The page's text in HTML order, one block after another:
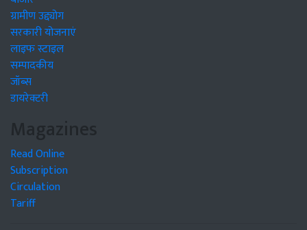
ग्रामीण उद्द्योग
सरकारी योजनाएं
लाइफ स्टाइल
सम्पादकीय
जॉब्स
डायरेक्टरी
Magazines
Read Online
Subscription
Circulation
Tariff